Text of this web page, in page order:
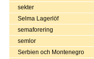
sekter
Selma Lagerlöf
semaforering
semlor
Serbien och Montenegro